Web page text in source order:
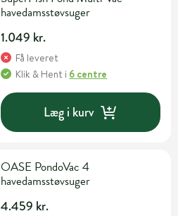
havedamsstøvsuger
1.049 kr.
Få leveret
Klik & Hent i 6 centre
Læg i kurv
OASE PondoVac 4
havedamsstøvsuger
4.459 kr.